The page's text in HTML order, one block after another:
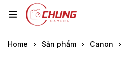
Home Sản phẩm Canon